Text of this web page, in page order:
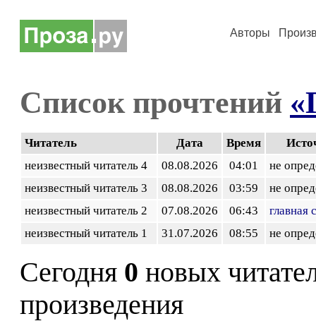
Авторы
Список прочтений
Читатель Дата Время
неизвестный читатель 4
08.08.2026 04:01
не
неизвестный читатель 3
08.08.2026 03:59
не
неизвестный читатель 2
07.08.2026 06:43
главная
неизвестный читатель 1
31.07.2026 08:55 не
Сегодня 0 новых
произведения